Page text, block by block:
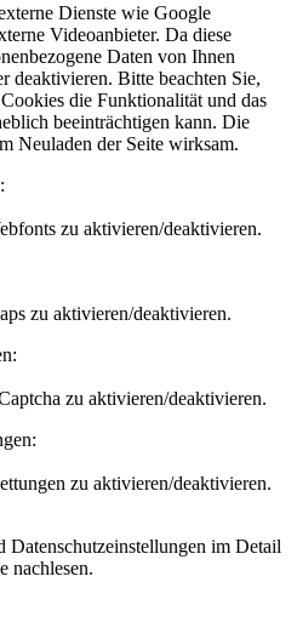
Dienste wie Google
Videoanbieter. Da diese
Daten von Ihnen
deaktivieren. Bitte beachten Sie,
die Funktionalität und das
beeinträchtigen kann. Die
Neuladen der Seite wirksam.
zu aktivieren/deaktivieren.
zu aktivieren/deaktivieren.
zu aktivieren/deaktivieren.
zu aktivieren/deaktivieren.
Datenschutzeinstellungen im Detail
nachlesen.